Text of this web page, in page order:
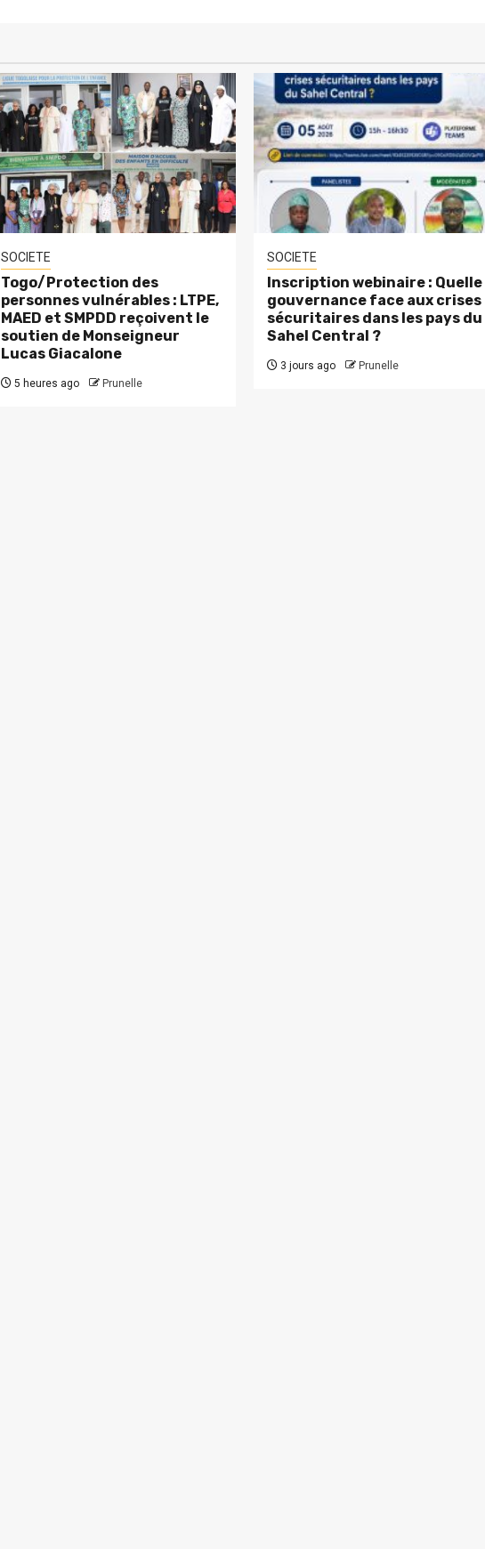
SOCIETE
Togo/Protection des
personnes vulnérables : LTPE,
MAED et SMPDD reçoivent le
soutien de Monseigneur
Lucas Giacalone
5 heures ago Prunelle
SOCIETE
Inscription webinaire : Quelle
gouvernance face aux crises
sécuritaires dans les pays du
Sahel Central ?
3 jours ago Prunelle